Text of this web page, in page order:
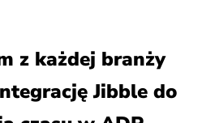
z każdej branży
Jibble do